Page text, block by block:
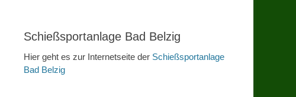
Schießsportanlage Bad Belzig
Hier geht es zur Internetseite der Schießsportanlage
Bad Belzig